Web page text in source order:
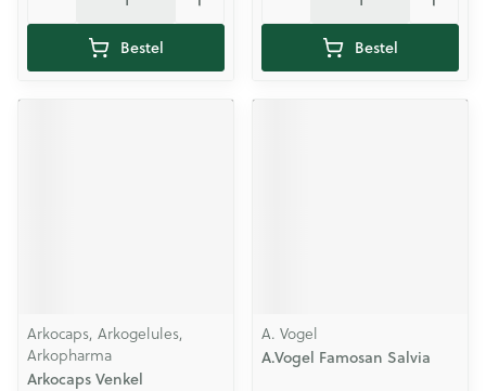
Bestel Bestel
Arkocaps, Arkogelules,
Arkopharma
Arkocaps Venkel
A. Vogel
A.Vogel Famosan Salvia